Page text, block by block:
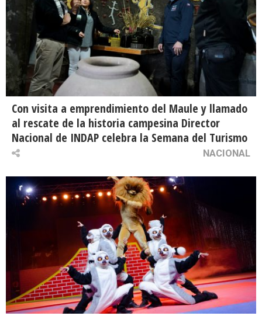
Con visita a emprendimiento del Maule y llamado
al rescate de la historia campesina Director
Nacional de INDAP celebra la Semana del Turismo
NACIONAL